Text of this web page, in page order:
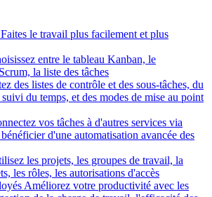
Faites le travail plus facilement et plus
entre le tableau Kanban, le
la liste des tâches
des listes de contrôle et des sous-tâches, du
du temps, et des modes de mise au point
vos tâches à d'autres services via
d'une automatisation avancée des
les projets, les groupes de travail, la
les rôles, les autorisations d'accès
Améliorez votre productivité avec les